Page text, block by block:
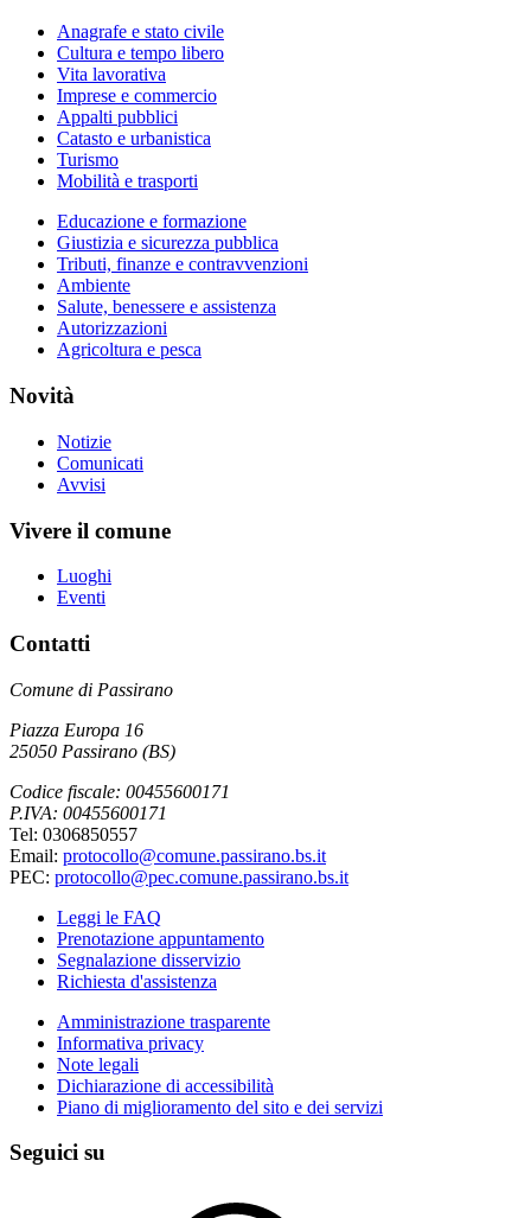
Anagrafe e stato civile
Cultura e tempo libero
Vita lavorativa
Imprese e commercio
Appalti pubblici
Catasto e urbanistica
Turismo
Mobilità e trasporti
Educazione e formazione
Giustizia e sicurezza pubblica
Tributi, finanze e contravvenzioni
Ambiente
Salute, benessere e assistenza
Autorizzazioni
Agricoltura e pesca
Novità
Notizie
Comunicati
Avvisi
Vivere il comune
Luoghi
Eventi
Contatti
Comune di Passirano
Piazza Europa 16
25050 Passirano (BS)
Codice fiscale: 00455600171
P.IVA: 00455600171
Tel: 0306850557
Email: protocollo@comune.passirano.bs.it
PEC: protocollo@pec.comune.passirano.bs.it
Leggi le FAQ
Prenotazione appuntamento
Segnalazione disservizio
Richiesta d'assistenza
Amministrazione trasparente
Informativa privacy
Note legali
Dichiarazione di accessibilità
Piano di miglioramento del sito e dei servizi
Seguici su